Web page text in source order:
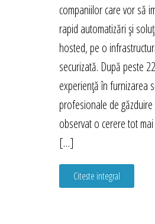
companiilor care vor să
rapid automatizări și
hosted, pe o
securizată. După peste
experiență în furnizarea
profesionale de
observat o cerere tot
[…]
Citeste integral